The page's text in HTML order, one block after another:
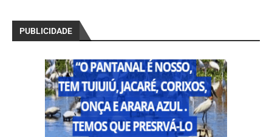
PUBLICIDADE